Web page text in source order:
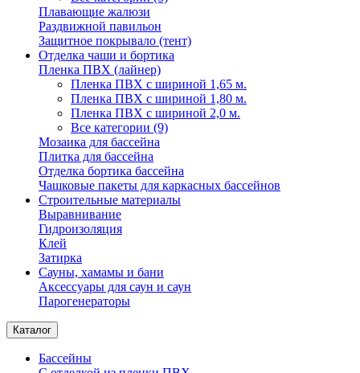
Плавающие жалюзи
Раздвижной павильон
Защитное покрывало (тент)
Отделка чаши и бортика
Пленка ПВХ (лайнер)
Пленка ПВХ с шириной 1,65 м.
Пленка ПВХ с шириной 1,80 м.
Пленка ПВХ с шириной 2,0 м.
Все категории (9)
Мозаика для бассейна
Плитка для бассейна
Отделка бортика бассейна
Чашковые пакеты для каркасных бассейнов
Строительные материалы
Выравнивание
Гидроизоляция
Клей
Затирка
Сауны, хамамы и бани
Аксессуары для саун и саун
Парогенераторы
Каталог
Бассейны